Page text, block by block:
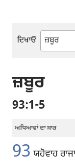
ਦਿਖਾਓ
ਬਾਈਬਲ
ਜ਼ਬੂਰ
93:1-5
ਅਧਿਆਵਾਂ ਦਾ ਸਾਰ
93 ਯਹੋਵਾਹ